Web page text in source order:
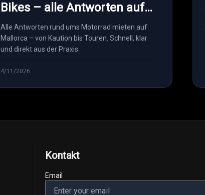
Bikes – alle Antworten auf
einen Blick
Alle Antworten rund ums Motorrad mieten auf
Mallorca – von Kaution bis Touren. Schnell, klar
und direkt aus der Praxis.
4/11/2026
Kontakt
Email